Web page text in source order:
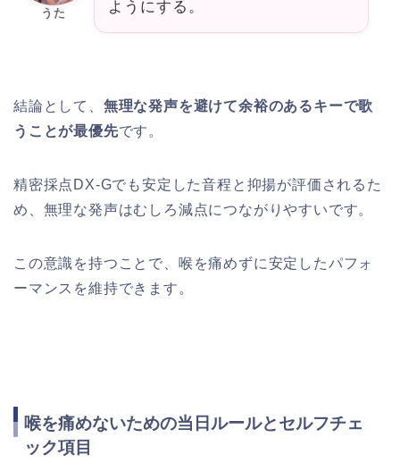
うた
ようにする。
結論として、 無理な発声を避けて余裕のあるキーで歌
うことが最優先です。
精密採点DX-Gでも安定した音程と抑揚が評価されるた
め、無理な発声はむしろ減点につながりやすいです。
この意識を持つことで、喉を痛めずに安定したパフォ
ーマンスを維持できます。
喉を痛めないための当日ルールとセルフチェ
ック項目